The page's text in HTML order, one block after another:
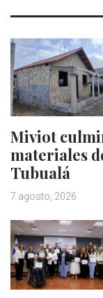
Miviot
materiales
Tubualá
7 agosto, 2026